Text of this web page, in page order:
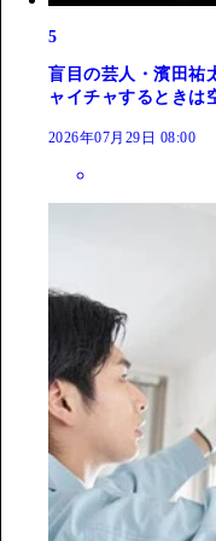
5
盲目の芸人・濱田祐
ャイチャするときは
2026年07月29日 08:00